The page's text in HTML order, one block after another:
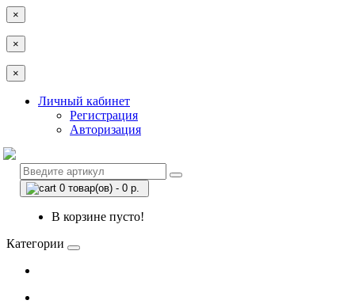
×
×
×
Личный кабинет
Регистрация
Авторизация
0 товар(ов) - 0 р.
В корзине пусто!
Категории